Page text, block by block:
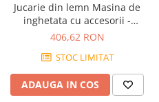
Jocuri dezvoltare emotionala
Jucarii din lemn
Jocuri si jucarii stiinta
Jucarii si jocuri Montessori
Jocuri de relaxare
Jucarie din lemn Masina de
inghetata cu accesorii -
Jucarie de impins si sortator
406,62 RON
STOC LIMITAT
ADAUGA IN COS